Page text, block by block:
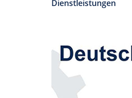
Dienstleistungen